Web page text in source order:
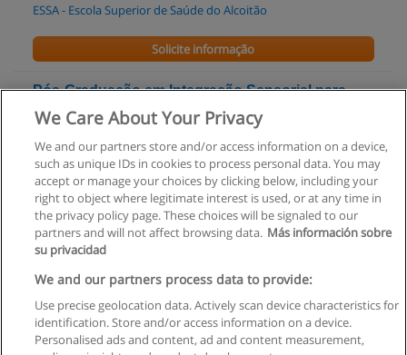
ESSA - Escola Superior de Saúde do Alcoitão
Solicite informação
Pós-Graduação em Integração Sensorial para
Terapeutas Ocupacionais
ESSA - Escola Superior de Saúde do Alcoitão
Solicite informação
Regras de uso
Privacidade de dados
Entrar em contato com Educaedu
We Care About Your Privacy
We and our partners store and/or access information on a device,
such as unique IDs in cookies to process personal data. You may
accept or manage your choices by clicking below, including your
right to object where legitimate interest is used, or at any time in
the privacy policy page. These choices will be signaled to our
partners and will not affect browsing data. Más información sobre
su privacidad
We and our partners process data to provide:
Use precise geolocation data. Actively scan device characteristics for
identification. Store and/or access information on a device.
Personalised ads and content, ad and content measurement,